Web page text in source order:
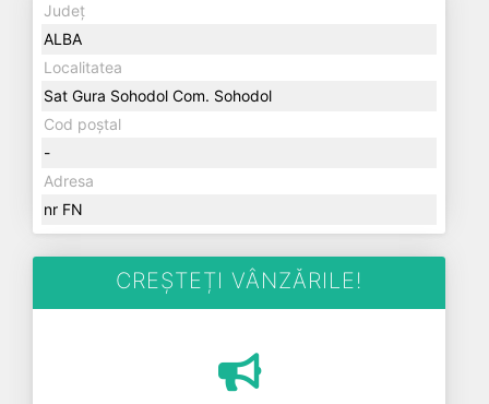
Județ
ALBA
Localitatea
Sat Gura Sohodol Com. Sohodol
Cod poștal
-
Adresa
nr FN
CREȘTEȚI VÂNZĂRILE!